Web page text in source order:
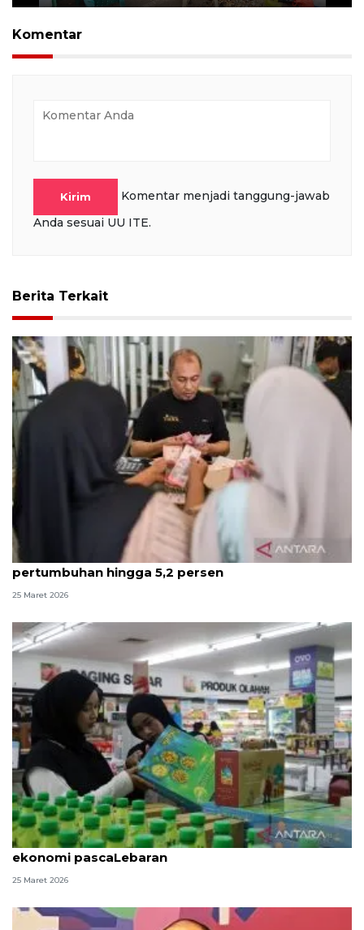
Play Mute Settings
PIP
Komentar
Kirim
Komentar menjadi tanggung-jawab
Anda sesuai UU ITE.
Berita Terkait
INDEF prediksi momen Lebaran dorong
pertumbuhan hingga 5,2 persen
25 Maret 2026
CORE: Pemerintah perlu mitigasi tantangan
ekonomi pascaLebaran
25 Maret 2026